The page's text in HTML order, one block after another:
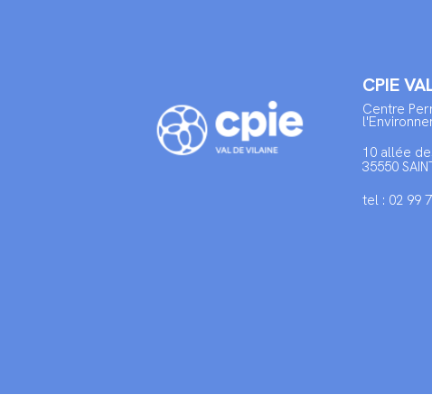
CPIE
Centre
10 allée
35550
tel : 02 99